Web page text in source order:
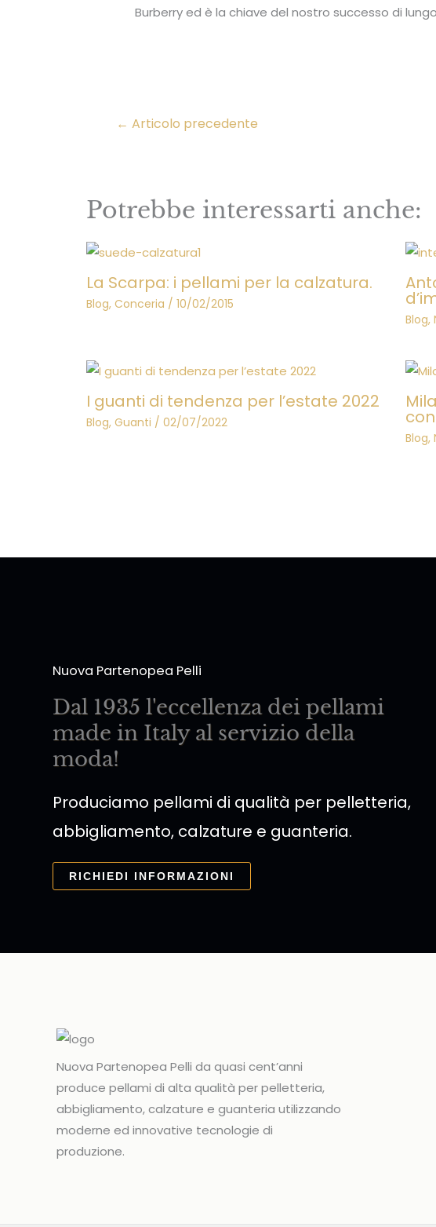
Burberry ed è la chiave del nostro successo di
← Articolo precedente
Potrebbe interessarti anche:
La Scarpa: i pellami per la calzatura.
Blog, Conceria / 10/02/2015
Blog,
I guanti di tendenza per l’estate 2022
Blog, Guanti / 02/07/2022
Blog,
Nuova Partenopea Pelli
Dal 1935 l'eccellenza dei pellami
made in Italy al servizio della
moda!
Produciamo pellami di qualità per pelletteria,
abbigliamento, calzature e guanteria.
RICHIEDI INFORMAZIONI
Nuova Partenopea Pelli da quasi cent’anni
produce pellami di alta qualità per pelletteria,
abbigliamento, calzature e guanteria utilizzando
moderne ed innovative tecnologie di
produzione.